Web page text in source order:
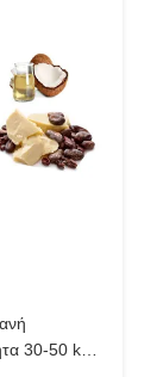
30-50 kg/h